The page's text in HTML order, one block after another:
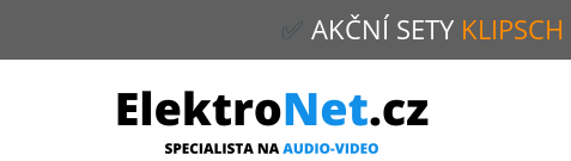
✅ AKČNÍ SETY KLIPSCH